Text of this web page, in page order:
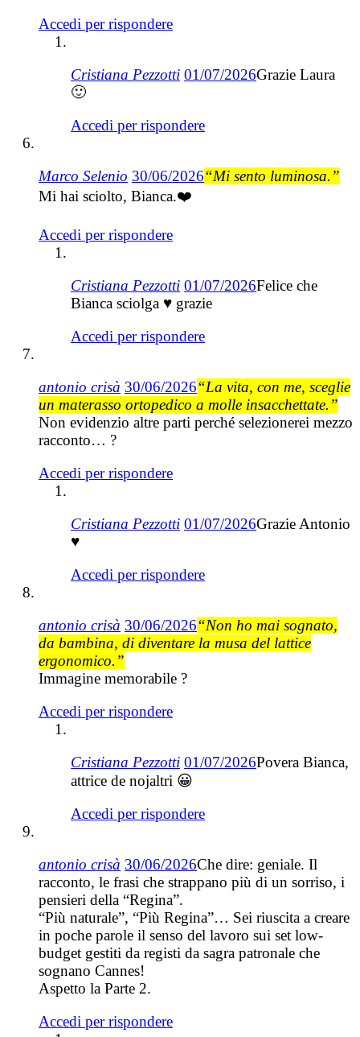
Accedi per rispondere
Cristiana Pezzotti 01/07/2026Grazie Laura
🙂
Accedi per rispondere
Marco Selenio 30/06/2026“Mi sento luminosa.”
Mi hai sciolto, Bianca.❤️
Accedi per rispondere
Cristiana Pezzotti 01/07/2026Felice che
Bianca sciolga ♥ grazie
Accedi per rispondere
antonio crisà 30/06/2026“La vita, con me, sceglie
un materasso ortopedico a molle insacchettate.”
Non evidenzio altre parti perché selezionerei mezzo
racconto… ?
Accedi per rispondere
Cristiana Pezzotti 01/07/2026Grazie Antonio
♥
Accedi per rispondere
antonio crisà 30/06/2026“Non ho mai sognato,
da bambina, di diventare la musa del lattice
ergonomico.”
Immagine memorabile ?
Accedi per rispondere
Cristiana Pezzotti 01/07/2026Povera Bianca,
attrice de nojaltri 😀
Accedi per rispondere
antonio crisà 30/06/2026Che dire: geniale. Il
racconto, le frasi che strappano più di un sorriso, i
pensieri della “Regina”.
“Più naturale”, “Più Regina”… Sei riuscita a creare
in poche parole il senso del lavoro sui set low-
budget gestiti da registi da sagra patronale che
sognano Cannes!
Aspetto la Parte 2.
Accedi per rispondere